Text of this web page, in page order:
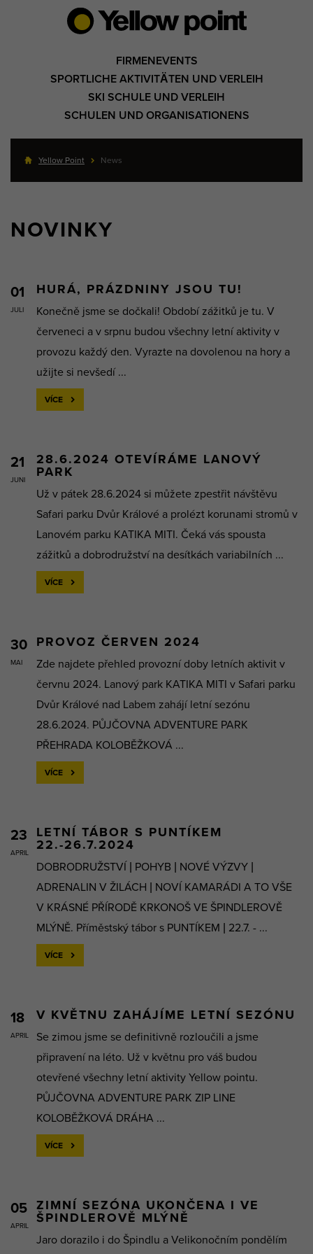
FIRMENEVENTS
SPORTLICHE AKTIVITÄTEN UND VERLEIH
SKI SCHULE UND VERLEIH
SCHULEN UND ORGANISATIONENS
Yellow Point News
NOVINKY
01
JULI
HURÁ, PRÁZDNINY JSOU TU!
Konečně jsme se dočkali! Období zážitků je tu. V
červeneci a v srpnu budou všechny letní aktivity v
provozu každý den. Vyrazte na dovolenou na hory a
užijte si nevšedí ...
VÍCE
21
JUNI
28.6.2024 OTEVÍRÁME LANOVÝ
PARK
Už v pátek 28.6.2024 si můžete zpestřit návštěvu
Safari parku Dvůr Králové a prolézt korunami stromů v
Lanovém parku KATIKA MITI. Čeká vás spousta
zážitků a dobrodružství na desítkách variabilních ...
VÍCE
30
MAI
PROVOZ ČERVEN 2024
Zde najdete přehled provozní doby letních aktivit v
červnu 2024. Lanový park KATIKA MITI v Safari parku
Dvůr Králové nad Labem zahájí letní sezónu
28.6.2024. PŮJČOVNA ADVENTURE PARK
PŘEHRADA KOLOBĚŽKOVÁ ...
VÍCE
23
APRIL
LETNÍ TÁBOR S PUNTÍKEM
22.-26.7.2024
DOBRODRUŽSTVÍ | POHYB | NOVÉ VÝZVY |
ADRENALIN V ŽILÁCH | NOVÍ KAMARÁDI A TO VŠE
V KRÁSNÉ PŘÍRODĚ KRKONOŠ VE ŠPINDLEROVĚ
MLÝNĚ. Příměstský tábor s PUNTÍKEM | 22.7. - ...
VÍCE
18
APRIL
V KVĚTNU ZAHÁJÍME LETNÍ SEZÓNU
Se zimou jsme se definitivně rozloučili a jsme
připravení na léto. Už v květnu pro váš budou
otevřené všechny letní aktivity Yellow pointu.
PŮJČOVNA ADVENTURE PARK ZIP LINE
KOLOBĚŽKOVÁ DRÁHA ...
VÍCE
05
APRIL
ZIMNÍ SEZÓNA UKONČENA I VE
ŠPINDLEROVĚ MLÝNĚ
Jaro dorazilo i do Špindlu a Velikonočním pondělím